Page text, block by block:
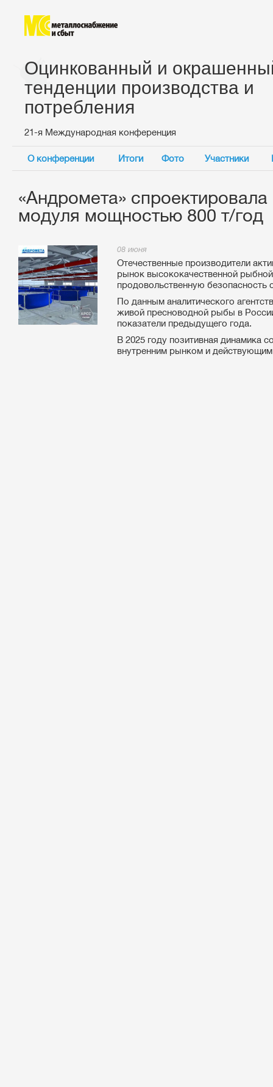
Оцинкованный и
тенденции производства и
потребления
21-я Международная конференция
О конференции Итоги Фото Участники
«Андромета»
модуля мощностью 800 т/год
08 июня
Отечественные производители
рынок высококачественной
продовольственную безопасность
По данным аналитического
живой пресноводной рыбы в
показатели предыдущего года.
В 2025 году позитивная динамика
внутренним рынком и